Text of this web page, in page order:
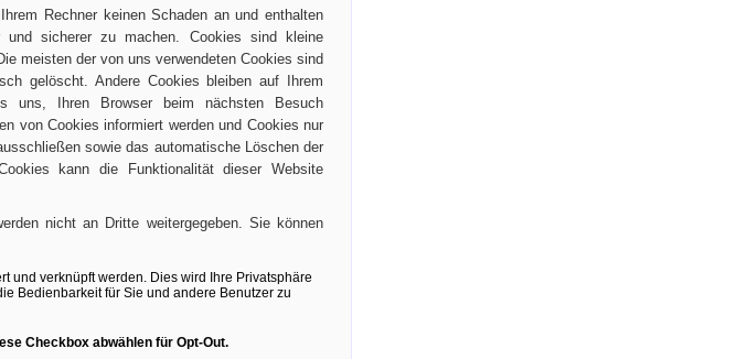
Rechner keinen Schaden an und enthalten
und sicherer zu machen. Cookies sind kleine
meisten der von uns verwendeten Cookies sind
gelöscht. Andere Cookies bleiben auf Ihrem
uns, Ihren Browser beim nächsten Besuch
von Cookies informiert werden und Cookies nur
sowie das automatische Löschen der
kann die Funktionalität dieser Website
nicht an Dritte weitergegeben. Sie können